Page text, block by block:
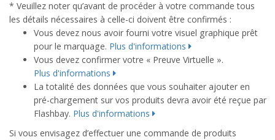
* Veuillez noter qu’avant de procéder à votre commande tous
les détails nécessaires à celle-ci doivent être confirmés :
Vous devez nous avoir fourni votre visuel graphique prêt
pour le marquage. Plus d'informations
Vous devez confirmer votre « Preuve Virtuelle ».
Plus d'informations
La totalité des données que vous souhaiter ajouter en
pré-chargement sur vos produits devra avoir été reçue par
Flashbay. Plus d'informations
Si vous envisagez d’effectuer une commande de produits